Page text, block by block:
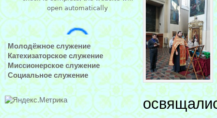
Молодёжное служение
Катехизаторское служение
Миссионерское служение
Социальное служение